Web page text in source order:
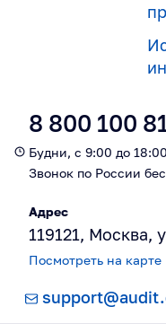
8 800 100
Будни, с 9:00 до 18:00
Звонок по России
Адрес
119121, Москва,
Посмотреть на карте